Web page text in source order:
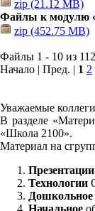
zip (21.12 MB)
Файлы к модулю
zip (452.75 MB)
Файлы 1 - 10 из 112
Начало | Пред. | 1 2
Уважаемые
В разделе
«Школа 2100».
Материал на
Технологии
Дошкольное
Начальное